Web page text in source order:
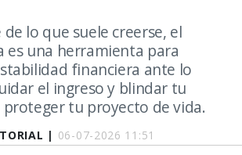
| 06-07-2026 11:51
lo que suele creerse, el
es una herramienta para
financiera ante lo
el ingreso y blindar tu
tu proyecto de vida.